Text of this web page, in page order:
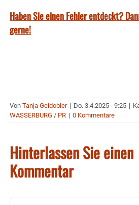
Haben Sie einen Fehler entdeckt?
gerne!
Von Tanja Geidobler | Do. 3.4.2025 - 9:25 |
WASSERBURG / PR | 0 Kommentare
Hinterlassen Sie einen
Kommentar